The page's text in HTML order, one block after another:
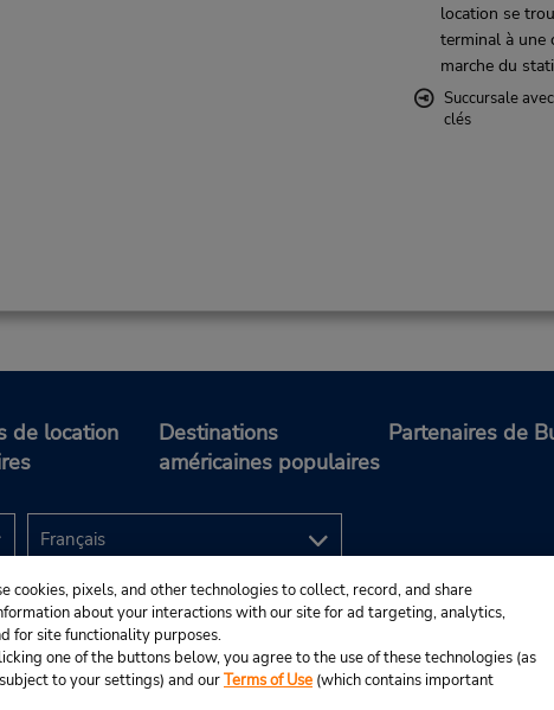
location se
terminal à une
marche du
Succursale
clés
de location
Destinations
américaines populaires
Partenaires de
cookies, pixels, and other technologies to collect, record, and share
about your interactions with our site for ad targeting, analytics,
for site functionality purposes.
one of the buttons below, you agree to the use of these technologies (as
to your settings) and ourTerms of Use (which contains important